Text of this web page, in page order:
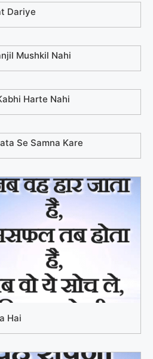
Dariye
Mushkil Nahi
Harte Nahi
Se Samna Kare
Hai